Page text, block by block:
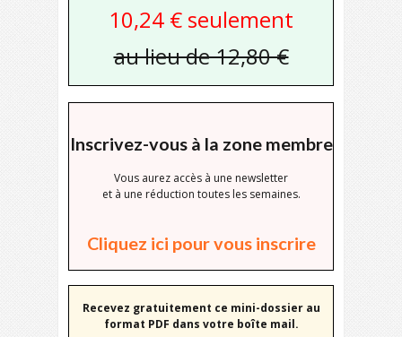
10,24 € seulement
au lieu de 12,80 €
Inscrivez-vous à la zone membre
Vous aurez accès à une newsletter
et à une réduction toutes les semaines.
Cliquez ici pour vous inscrire
Recevez gratuitement ce mini-dossier au
format PDF dans votre boîte mail.